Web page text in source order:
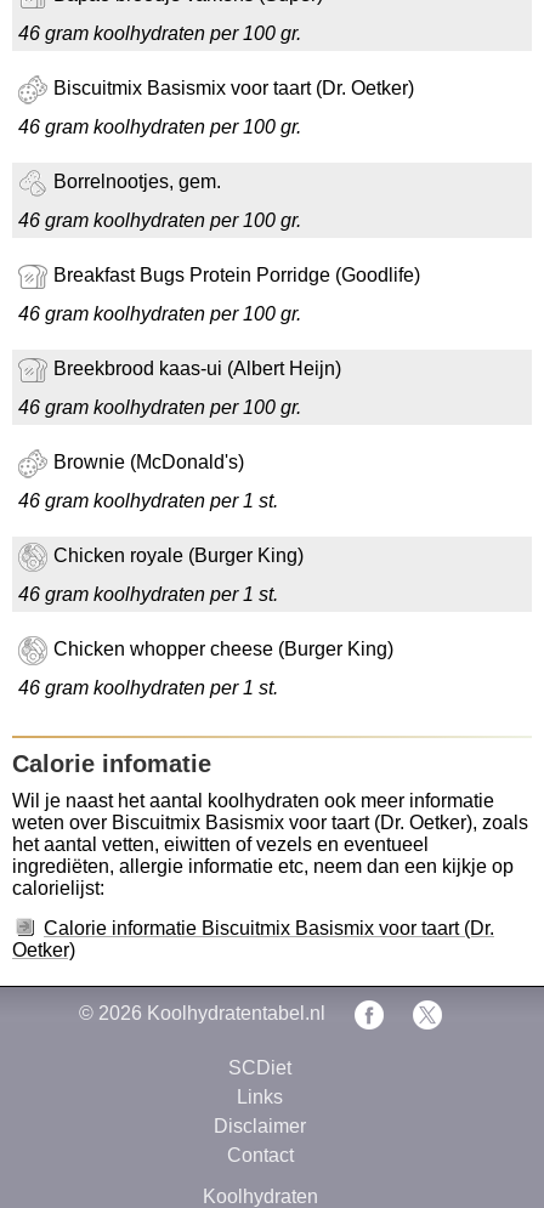
46 gram koolhydraten per 100 gr.
Biscuitmix Basismix voor taart (Dr. Oetker)
46 gram koolhydraten per 100 gr.
Borrelnootjes, gem.
46 gram koolhydraten per 100 gr.
Breakfast Bugs Protein Porridge (Goodlife)
46 gram koolhydraten per 100 gr.
Breekbrood kaas-ui (Albert Heijn)
46 gram koolhydraten per 100 gr.
Brownie (McDonald's)
46 gram koolhydraten per 1 st.
Chicken royale (Burger King)
46 gram koolhydraten per 1 st.
Chicken whopper cheese (Burger King)
46 gram koolhydraten per 1 st.
Calorie infomatie
Wil je naast het aantal koolhydraten ook meer informatie
weten over Biscuitmix Basismix voor taart (Dr. Oetker), zoals
het aantal vetten, eiwitten of vezels en eventueel
ingrediëten, allergie informatie etc, neem dan een kijkje op
calorielijst:
Calorie informatie Biscuitmix Basismix voor taart (Dr.
Oetker)
© 2026 Koolhydratentabel.nl
SCDiet
Links
Disclaimer
Contact
Koolhydraten